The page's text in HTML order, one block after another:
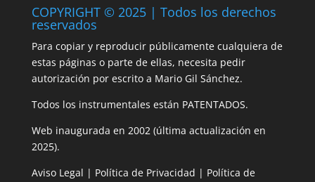
COPYRIGHT © 2025 | Todos los derechos
reservados
Para copiar y reproducir públicamente cualquiera de
estas páginas o parte de ellas, necesita pedir
autorización por escrito a Mario Gil Sánchez.
Todos los instrumentales están PATENTADOS.
Web inaugurada en 2002 (última actualización en
2025).
Aviso Legal | Política de Privacidad | Política de